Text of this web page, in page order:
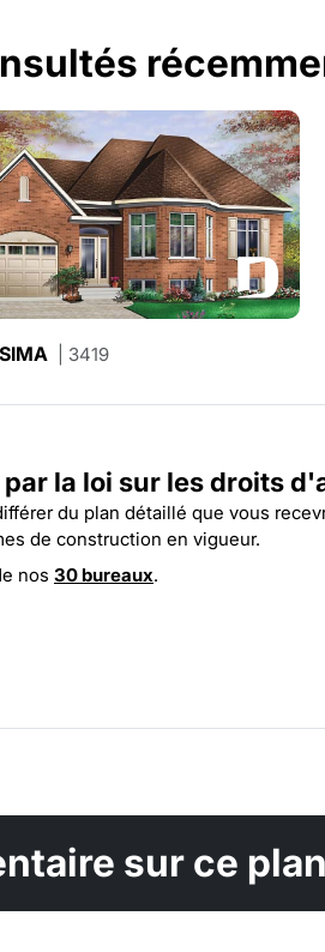
| 3137| 3419
la loi sur les droits
du plan détaillé que vous
de construction en vigueur.
nos 30 bureaux.
sur ce